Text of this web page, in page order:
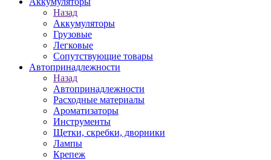
Назад
Аккумуляторы
Грузовые
Легковые
Сопутствующие товары
Автопринадлежности
Назад
Автопринадлежности
Расходные материалы
Ароматизаторы
Инструменты
Щетки, скребки, дворники
Лампы
Крепеж